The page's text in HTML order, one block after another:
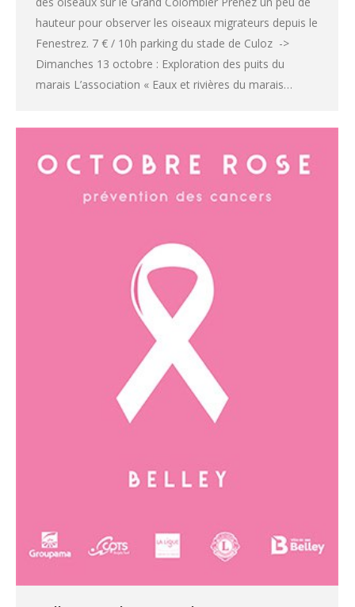
hauteur pour observer les oiseaux migrateurs depuis le
Fenestrez. 7 € / 10h parking du stade de Culoz ->
Dimanches 13 octobre : Exploration des puits du
marais L’association « Eaux et rivières du marais…